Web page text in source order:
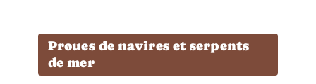
Proues de navires et serpents
de mer